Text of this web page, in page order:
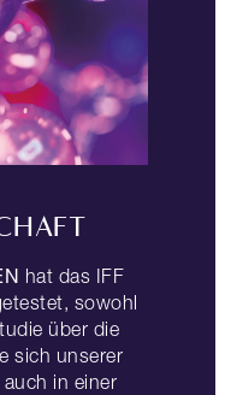
hat das IFF
sowohl
über die
sich unserer
in einer